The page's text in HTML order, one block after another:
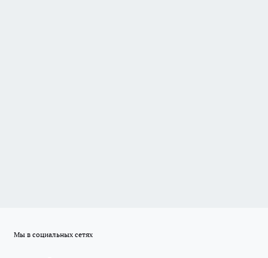
Мы в социальных сетях